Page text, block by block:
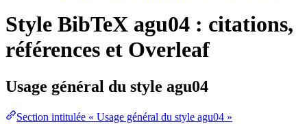
Style BibTeX agu04 : citations,
références et Overleaf
Usage général du style agu04
Section intitulée « Usage général du style agu04 »